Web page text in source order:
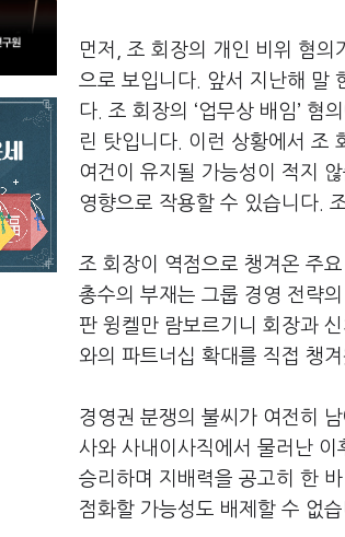
먼저
조 회장의 개인 비위 혐의
으로 보입니다
앞서 지난해 말
다 조 회장의 ‘업무상 배임’ 혐
린 탓입니다
이런 상황에서 조
여건이 유지될 가능성이 적지
영향으로 작용할 수 있습니다
조 회장이 역점으로 챙겨온 주
총수의 부재는 그룹 경영 전략
판 윙켈만 람보르기니 회장과
와의 파트너십 확대를 직접 챙겨
경영권 분쟁의 불씨가 여전히
사와 사내이사직에서 물러난
승리하며 지배력을 공고히 한
점화할 가능성도 배제할 수 없